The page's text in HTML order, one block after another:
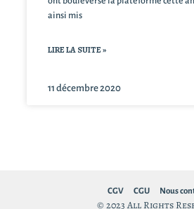
ainsi mis
LIRE LA SUITE »
11 décembre 2020
CGV CGU Nous
© 2023 All Rights